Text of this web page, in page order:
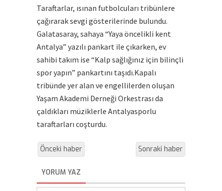
Taraftarlar, ısınan futbolcuları tribünlere
çağırarak sevgi gösterilerinde bulundu.
Galatasaray, sahaya “Yaya öncelikli kent
Antalya” yazılı pankart ile çıkarken, ev
sahibi takım ise “Kalp sağlığınız için bilinçli
spor yapın” pankartını taşıdı.Kapalı
tribünde yer alan ve engellilerden oluşan
Yaşam Akademi Derneği Orkestrası da
çaldıkları müziklerle Antalyasporlu
taraftarları coşturdu.
Önceki haber Sonraki haber
YORUM YAZ